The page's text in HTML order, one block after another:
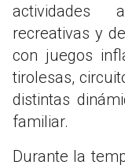
actividades
recreativas y
con juegos
tirolesas,
distintas
familiar.
Durante la